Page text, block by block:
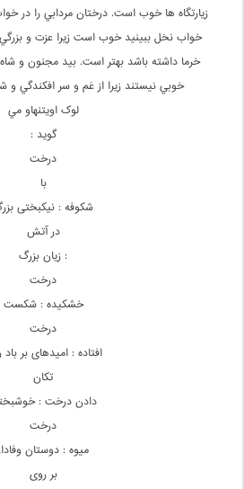
زيارتگاه ها خوب است. درختان مردابي را در
خواب نخل ببينيد خوب است زيرا عزت و
خرما داشته باشد بهتر است. بيد مجنون و
خوبي نيستند زيرا از غم و سر افکندگي
لوک اويتنهاو مي
گويد :
درخت
با
شکوفه : نیکبختی
در آتش
: زیان بزرگ
درخت
خشکیده : شکست
درخت
افتاده : امیدهای بر باد
تکان
دادن درخت :
درخت
میوه : دوستان
بر روی